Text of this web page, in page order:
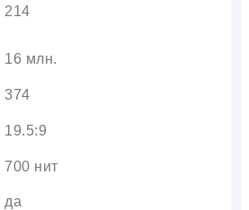
214
16 млн.
374
19.5:9
700 нит
да